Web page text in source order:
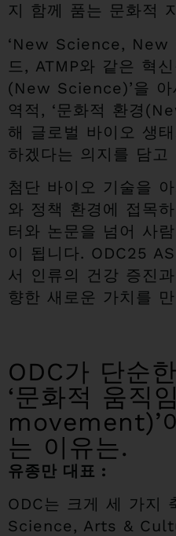
지 함께 품는 문화적
‘New Science, New
드, ATMP와 같은 혁
(New Science)’을 아
역적, ‘문화적 환경
해 글로벌 바이오 생
하겠다는 의지를 담고
첨단 바이오 기술을
와 정책 환경에 접목
터와 논문을 넘어 사
이 됩니다. ODC25
서 인류의 건강 증진
향한 새로운 가치를
ODC가 단순
‘문화적 움직
movement)’
는 이유는.
유종만 대표 :
ODC는 크게 세 가지
Science, Arts &